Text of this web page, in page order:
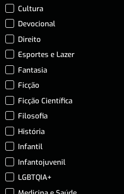
Cultura
Devocional
Direito
Esportes e Lazer
Fantasia
Ficção
Ficção Científica
Filosofia
História
Infantil
Infantojuvenil
LGBTQIA+